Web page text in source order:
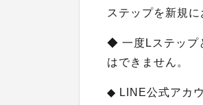
ステップを新規に
◆ 一度Lステップ
はできません。
◆ LINE公式アカ